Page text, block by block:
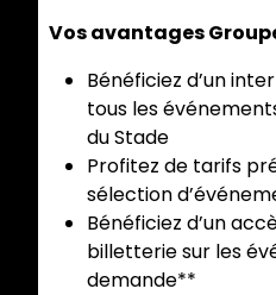
Vos avantages
Bénéficiez d’un
tous les
du Stade
Profitez de tarifs
sélection
Bénéficiez d’un
billetterie sur les
demande**